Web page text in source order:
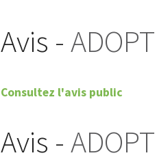
Avis -
Consultez l'avis public
Avis -